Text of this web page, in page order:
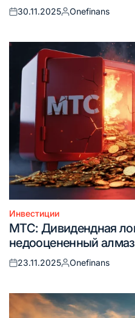
Опубликовано
30.11.2025
Запись
Onefinans
Опубликовано
в
Инвестиции
МТС: Дивидендная
недооцененный
Опубликовано
23.11.2025
Запись
Onefinans